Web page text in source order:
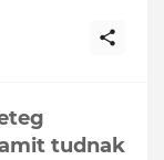
tudnak